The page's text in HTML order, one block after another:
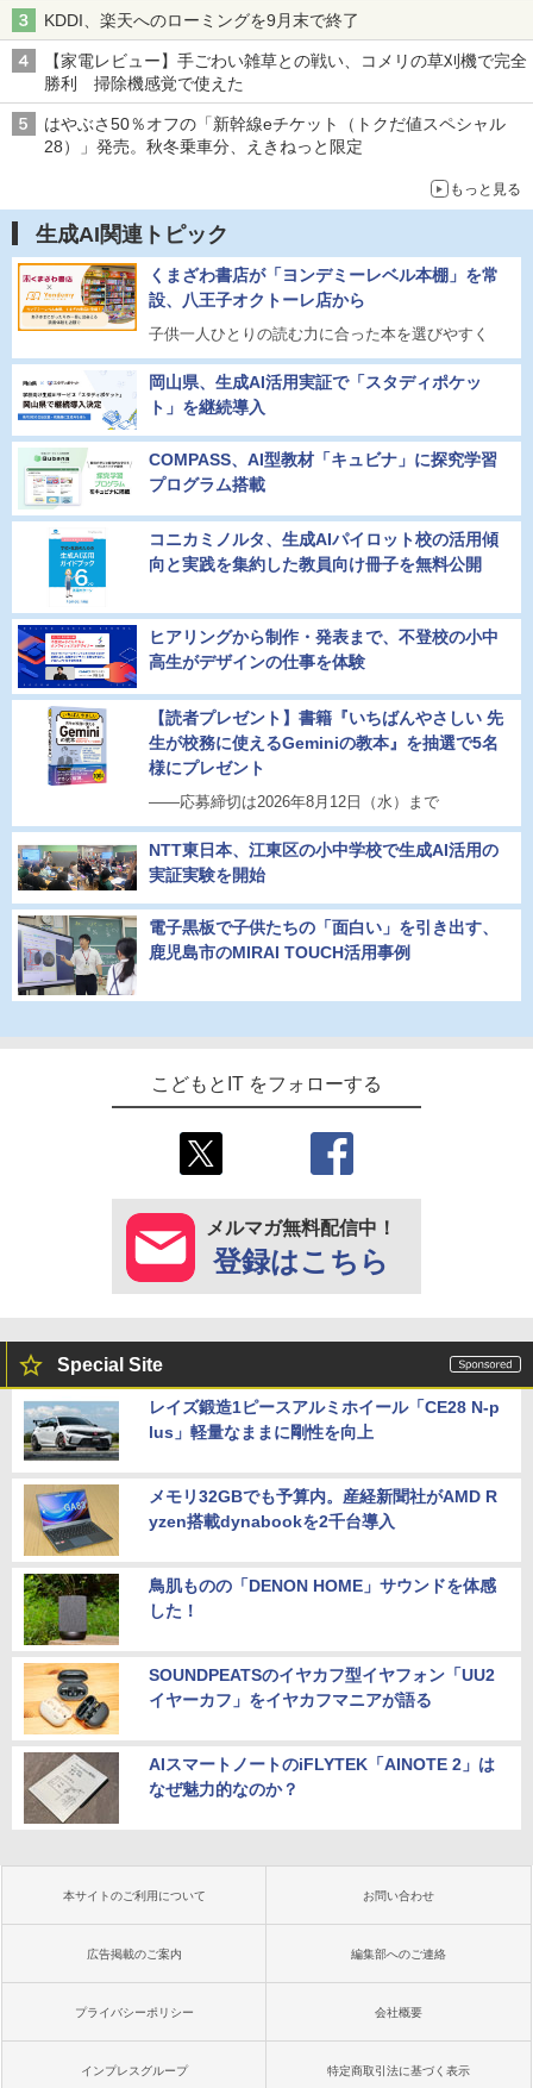
KDDI、楽天へのローミングを9月末で終了
【家電レビュー】手ごわい雑草との戦い、コメリの草刈機で完全
勝利 掃除機感覚で使えた
はやぶさ50％オフの「新幹線eチケット（トクだ値スペシャル
28）」発売。秋冬乗車分、えきねっと限定
もっと見る
生成AI関連トピック
くまざわ書店が「ヨンデミーレベル本棚」を常
設、八王子オクトーレ店から
子供一人ひとりの読む力に合った本を選びやすく
岡山県、生成AI活用実証で「スタディポケッ
ト」を継続導入
COMPASS、AI型教材「キュビナ」に探究学習
プログラム搭載
コニカミノルタ、生成AIパイロット校の活用傾
向と実践を集約した教員向け冊子を無料公開
ヒアリングから制作・発表まで、不登校の小中
高生がデザインの仕事を体験
【読者プレゼント】書籍『いちばんやさしい 先
生が校務に使えるGeminiの教本』を抽選で5名
様にプレゼント
――応募締切は2026年8月12日（水）まで
NTT東日本、江東区の小中学校で生成AI活用の
実証実験を開始
電子黒板で子供たちの「面白い」を引き出す、
鹿児島市のMIRAI TOUCH活用事例
こどもとIT をフォローする
メルマガ無料配信中！
登録はこちら
Special Site
レイズ鍛造1ピースアルミホイール「CE28 N-p
lus」軽量なままに剛性を向上
メモリ32GBでも予算内。産経新聞社がAMD R
yzen搭載dynabookを2千台導入
鳥肌ものの「DENON HOME」サウンドを体感
した！
SOUNDPEATSのイヤカフ型イヤフォン「UU2
イヤーカフ」をイヤカフマニアが語る
AIスマートノートのiFLYTEK「AINOTE 2」は
なぜ魅力的なのか？
本サイトのご利用について お問い合わせ
広告掲載のご案内 編集部へのご連絡
プライバシーポリシー 会社概要
インプレスグループ 特定商取引法に基づく表示